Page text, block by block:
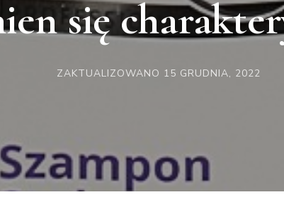
się
ZAKTUALIZOWANO 15 GRUDNIA, 2022